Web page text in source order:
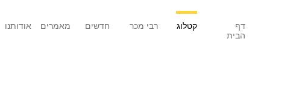
אודותנו מאמרים חדשים רבי מכר קטלוג
דף
הבית